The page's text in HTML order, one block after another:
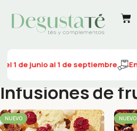
1 de junio al 1 de septiembre
Infusiones de
NUEVO NUEVO